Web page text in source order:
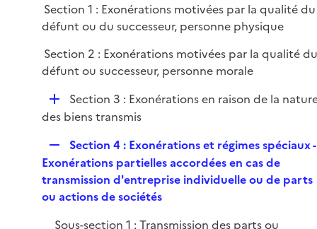
i
e
Section 1 : Exonérations motivées par la qualité du
défunt ou du successeur, personne physique
Section 2 : Exonérations motivées par la qualité
défunt ou successeur, personne morale
D
é
i
e
r
Section 3 : Exonérations en raison de la
des biens transmis
e
p
l
Section 4 : Exonérations et régimes spéciaux -
Exonérations partielles accordées en cas de
transmission d'entreprise individuelle ou de parts
ou actions de sociétés
Sous-section 1 : Transmission des parts ou